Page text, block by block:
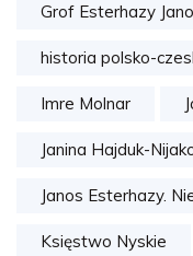
Grof Esterhazy
historia polsko-
Imre Molnar
Janina Hajduk-
Janos Esterhazy.
Księstwo Nyskie